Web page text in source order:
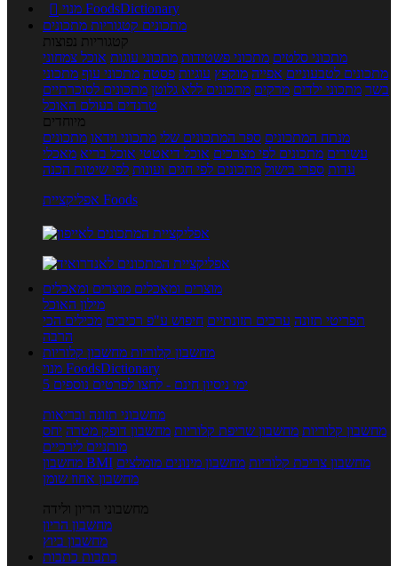

מנוי FoodsDictionary
מתכונים קטגוריות מתכונים
קטגוריות נפוצות
מתכוני סלטים מתכוני פשטידות מתכוני עוגות אוכל צמחוני
מתכונים לטבעוניים אפייה מוקפץ עוגיות פסטה מתכוני עוף מתכוני
בשר מתכוני ילדים מרקים מתכונים ללא גלוטן מתכונים לסוכרתיים
טרנדים בעולם האוכל
מיוחדים
מנתח המתכונים ספר המתכונים שלי מתכוני וידאו מתכונים
עשירים מתכונים לפי מצרכים אוכל דיאטטי אוכל בריא מאכלי
עדות ספרי בישול מתכונים לפי חגים ועונות לפי שיטות הכנה
אפליקציית Foods
מוצרים ומאכלים מוצרים ומאכלים
מילון האוכל
תפריטי תזונה ערכים תזונתיים חיפוש ע"פ רכיבים מכילים הכי
הרבה
מחשבון קלוריות מחשבון קלוריות
מנוי FoodsDictionary
5 ימי ניסיון חינם - לחצו לפרטים נוספים
מחשבוני תזונה ובריאות
מחשבון קלוריות מחשבון שריפת קלוריות מחשבון דופק מטרה יחס
מותניים לירכיים
מחשבון BMI
מחשבון צריכת קלוריות מחשבון מינונים מומלצים
מחשבון אחוז שומן
מחשבוני הריון ולידה
מחשבון הריון
מחשבון ביוץ
כתבות כתבות